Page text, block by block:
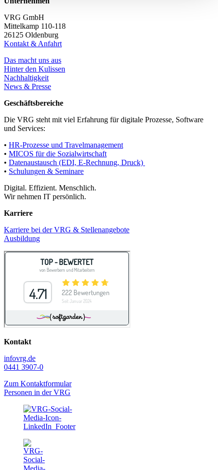
VRG GmbH
Mittelkamp 110-118
26125 Oldenburg
Kontakt & Anfahrt
Das macht uns aus
Hinter den Kulissen
Nachhaltigkeit
News & Presse
Geschäftsbereiche
Die VRG steht mit viel Erfahrung für digitale Prozesse, Software
und Services:
• HR-Prozesse und Travelmanagement
• MICOS für die Sozialwirtschaft
• Datenaustausch (EDI, E-Rechnung, Druck)
• Schulungen & Seminare
Digital. Effizient. Menschlich.
Wir nehmen IT persönlich.
Karriere
Karriere bei der VRG & Stellenangebote
Ausbildung
Kontakt
infovrg.de
0441 3907-0
Zum Kontaktformular
Personen in der VRG